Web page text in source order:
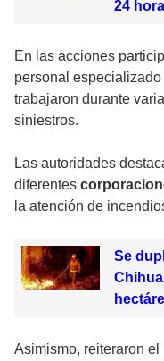
24
En las acciones
personal
trabajaron durante
siniestros.
Las autoridades
diferentes
la atención de
Se
Asimismo, reiteraron